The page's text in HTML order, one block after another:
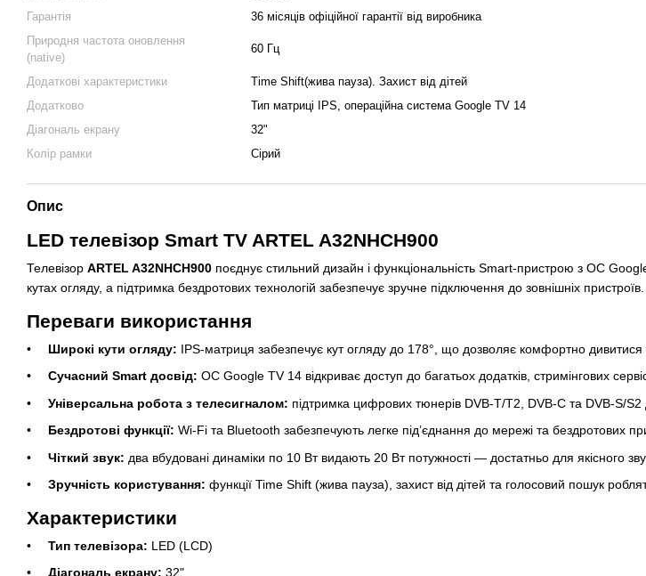
Гарантія
36 місяців офіційної гарантії від виробника
Природня частота оновлення
(native)
60 Гц
Додаткові характеристики
Time Shift(жива пауза). Захист від дітей
Додатково
Тип матриці IPS, операційна система Google TV 14
Діагональ екрану
32"
Колір рамки
Сірий
Опис
LED телевізор Smart TV ARTEL A32NHCH900
Телевізор ARTEL A32NHCH900 поєднує стильний дизайн і функціональність Smart-пристрою з ОС
кутах огляду, а підтримка бездротових технологій забезпечує зручне підключення до зовнішніх пристроїв.
Переваги використання
Широкі кути огляду: IPS-матриця забезпечує кут огляду до 178°, що дозволяє комфортно дивитися
Сучасний Smart досвід: ОС Google TV 14 відкриває доступ до багатьох додатків, стримінгових
Універсальна робота з телесигналом: підтримка цифрових тюнерів DVB-T/T2, DVB-C та DVB-S/
Бездротові функції: Wi-Fi та Bluetooth забезпечують легке під’єднання до мережі та бездротових
Чіткий звук: два вбудовані динаміки по 10 Вт видають 20 Вт потужності — достатньо для якісного
Зручність користування: функції Time Shift (жива пауза), захист від дітей та голосовий пошук
Характеристики
Тип телевізора: LED (LCD)
Діагональ екрану: 32"